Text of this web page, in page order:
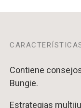
Contiene
Bungie.
Estrategias